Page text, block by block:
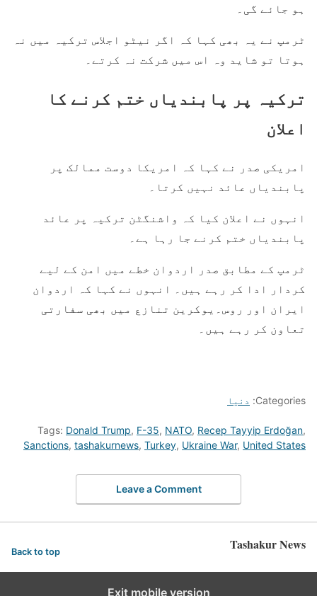
ہو جائے گی۔
ٹرمپ نے یہ بھی کہا کہ اگر نیٹو اجلاس ترکیہ میں نہ
ہوتا تو شاید وہ اس میں شرکت نہ کرتے۔
ترکیہ پر پابندیاں ختم کرنے کا
اعلان
امریکی صدر نے کہا کہ امریکا دوست ممالک پر
پابندیاں عائد نہیں کرتا۔
انہوں نے اعلان کیا کہ واشنگٹن ترکیہ پر عائد
پابندیاں ختم کرنے جا رہا ہے۔
ٹرمپ کے مطابق صدر اردوان خطے میں امن کے لیے
کردار ادا کر رہے ہیں۔ انہوں نے کہا کہ اردوان
ایران اور روس۔یوکرین تنازع میں بھی سفارتی
تعاون کر رہے ہیں۔
Categories: دنیا
Tags: Donald Trump, F-35, NATO, Recep Tayyip Erdoğan,
Sanctions, tashakurnews, Turkey, Ukraine War, United States
Leave a Comment
Tashakur News
Back to top
Exit mobile version